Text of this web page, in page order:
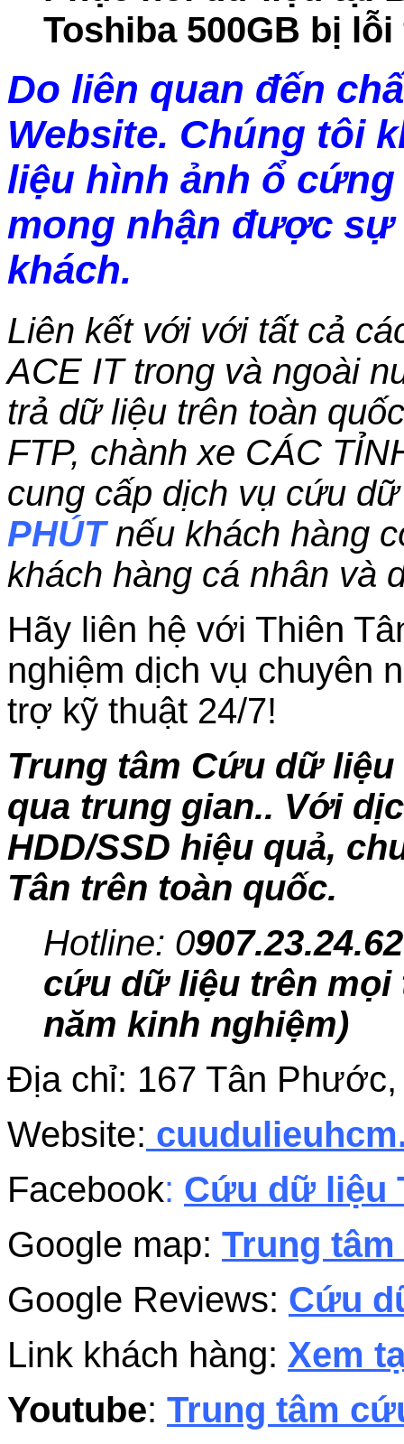
Toshiba 500GB bị
Do liên quan đến
Website. Chúng tôi
liệu hình ảnh ổ
mong nhận được
khách.
Liên kết với với tất cả
ACE IT trong và ngoài
trả dữ liệu trên toàn
FTP, chành xe CÁC
cung cấp dịch vụ cứu
PHÚTnếu khách hàng
khách hàng cá nhân và
Hãy liên hệ với Thiên
nghiệm dịch vụ chuyên
trợ kỹ thuật 24/7!
Trung tâm Cứu dữ
qua trung gian.. Với
HDD/SSD hiệu quả,
Tân trên toàn quốc.
Hotline: 0
cứu dữ liệu trên
năm kinh nghiệm)
Địa chỉ: 167 Tân
Website:
Facebook: Cứu dữ liệu
Google map: Trung
Google Reviews: Cứu
Link khách hàng: Xem
Youtube: Trung tâm